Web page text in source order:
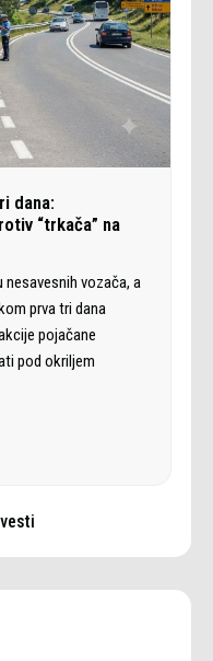
dana:
“trkača” na
nesavesnih vozača, a
prva tri dana
pojačane
pod okriljem